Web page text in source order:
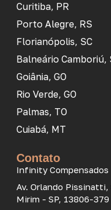
Curitiba, PR
Porto Alegre, RS
Florianópolis, SC
Balneário Camboriú,
Goiânia, GO
Rio Verde, GO
Palmas, TO
Cuiabá, MT
Contato
Infinity Compensados
Av. Orlando
Mirim - SP, 13806-379